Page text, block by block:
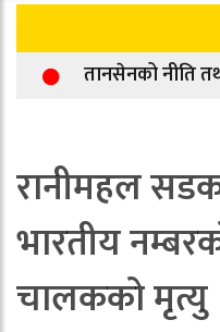
तानसेनको नीति तथा
रानीमहल
भारतीय
चालकको मृत्यु